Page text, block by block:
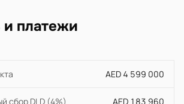
и платежи
AED 4 599 000
сбор DLD (4%) AED 183 960